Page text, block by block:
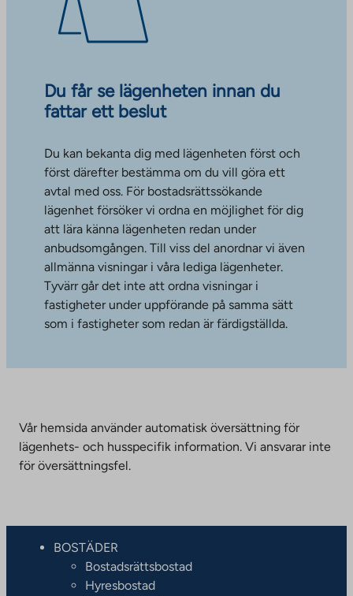
Du får se lägenheten innan du
fattar ett beslut
Du kan bekanta dig med lägenheten först och
först därefter bestämma om du vill göra ett
avtal med oss. För bostadsrättssökande
lägenhet försöker vi ordna en möjlighet för dig
att lära känna lägenheten redan under
anbudsomgången. Till viss del anordnar vi även
allmänna visningar i våra lediga lägenheter.
Tyvärr går det inte att ordna visningar i
fastigheter under uppförande på samma sätt
som i fastigheter som redan är färdigställda.
Vår hemsida använder automatisk översättning för
lägenhets- och husspecifik information. Vi ansvarar inte
för översättningsfel.
BOSTÄDER
Bostadsrättsbostad
Hyresbostad